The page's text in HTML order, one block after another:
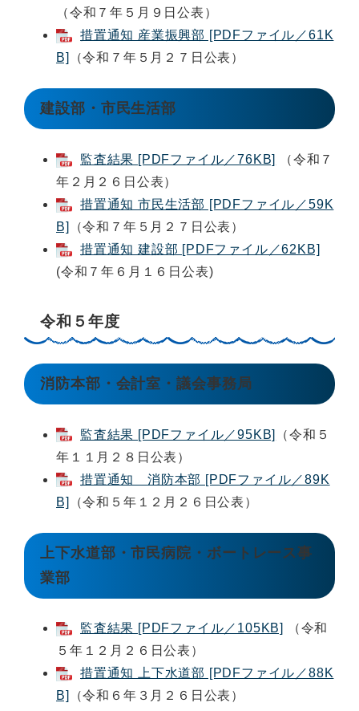
（令和７年５月９日公表）
措置通知 産業振興部 [PDFファイル／61K
B]
（令和７年５月２７日公表）
建設部・市民生活部
監査結果 [PDFファイル／76KB]
（令和７
年２月２６日公表）
措置通知 市民生活部 [PDFファイル／59K
B]
（令和７年５月２７日公表）
措置通知 建設部 [PDFファイル／62KB]
(令和７年６月１６日公表)
令和５年度
消防本部・会計室・議会事務局
監査結果 [PDFファイル／95KB]
（令和５
年１１月２８日公表）
措置通知 消防本部 [PDFファイル／89K
B]
（令和５年１２月２６日公表）
上下水道部・市民病院・ボートレース事
業部
監査結果 [PDFファイル／105KB]
（令和
５年１２月２６日公表）
措置通知 上下水道部 [PDFファイル／88K
B]
（令和６年３月２６日公表）